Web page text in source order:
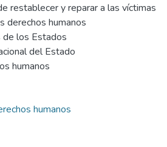
restablecer y reparar a las víctimas
derechos humanos
de los Estados
del Estado
humanos
humanos